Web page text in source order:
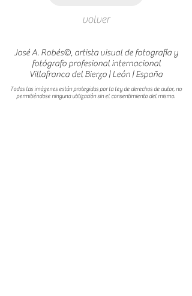
volver
José A. Robés©, artista visual de fotografía y
fotógrafo profesional internacional
Villafranca del Bierzo | León | España
Todas las imágenes están protegidas por la ley de derechos de autor, no
permitiéndose ninguna utilización sin el consentimiento del mismo.